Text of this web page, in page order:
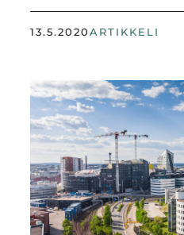
13.5.2020ARTIKKELI